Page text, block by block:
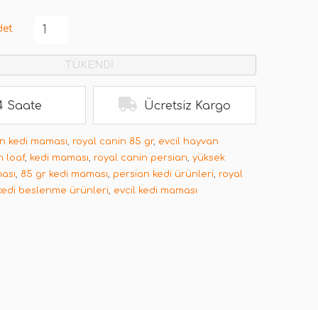
TÜKENDİ
Saate Ücretsiz Kargo
kedi maması, royal canin 85 gr, evcil hayvan
loaf, kedi maması, royal canin persian, yüksek
, 85 gr kedi maması, persian kedi ürünleri, royal
beslenme ürünleri, evcil kedi maması